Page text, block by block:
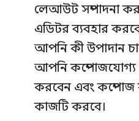
লেআউট সম্পাদনা
এডিটর ব্যবহার
আপনি কী উপাদান
আপনি
করবেন এবং কম্পোজ
কাজটি করবে।